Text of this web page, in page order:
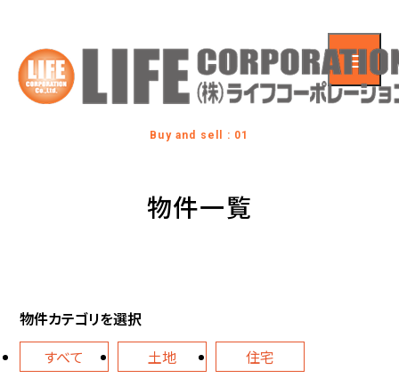
Buy and sell : 01
物件一覧
物件カテゴリを選択
すべて
土地
住宅